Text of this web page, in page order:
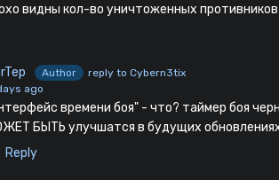
видны кол-во уничтоженных
Author
reply to Cybern3tix
ago
времени боя" - что? таймер боя
БЫТЬ улучшатся в будущих
Reply